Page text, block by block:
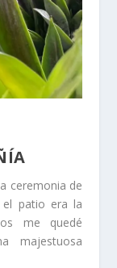
ceremonia de
el patio era la
me quedé
majestuosa